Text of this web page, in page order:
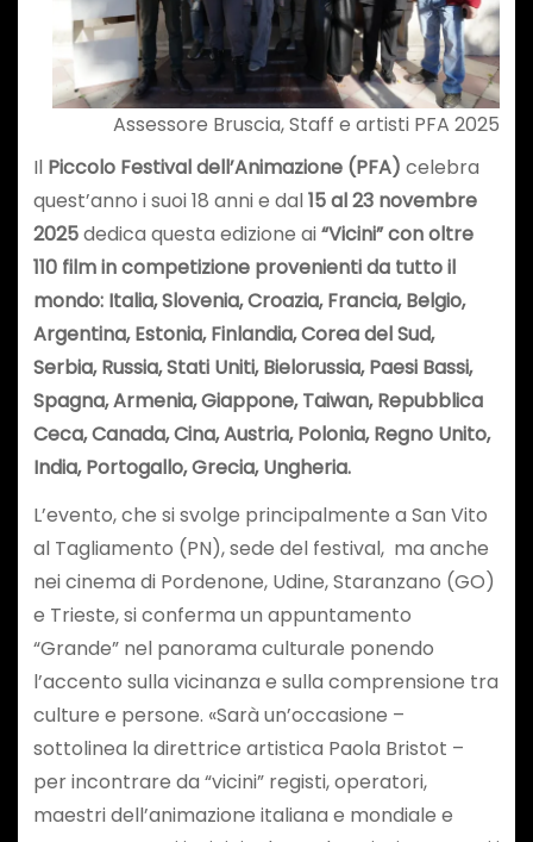
Assessore Bruscia, Staff e artisti PFA 2025
Il Piccolo Festival dell’Animazione (PFA) celebra
quest’anno i suoi 18 anni e dal15 al 23 novembre
2025dedica questa edizione ai“Vicini” con oltre
110 film in competizione provenienti da tutto il
mondo: Italia, Slovenia, Croazia, Francia, Belgio,
Argentina, Estonia, Finlandia, Corea del Sud,
Serbia, Russia, Stati Uniti, Bielorussia, Paesi Bassi,
Spagna, Armenia, Giappone, Taiwan, Repubblica
Ceca, Canada, Cina, Austria, Polonia, Regno Unito,
India, Portogallo, Grecia, Ungheria.
L’evento, che si svolge principalmente a San Vito
al Tagliamento (PN), sede del festival, ma anche
nei cinema di Pordenone, Udine, Staranzano (GO)
e Trieste, si conferma un appuntamento
“Grande” nel panorama culturale ponendo
l’accento sulla vicinanza e sulla comprensione tra
culture e persone. «Sarà un’occasione –
sottolinea la direttrice artistica Paola Bristot –
per incontrare da “vicini” registi, operatori,
maestri dell’animazione italiana e mondiale e